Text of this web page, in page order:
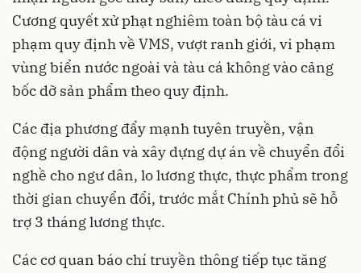
Cương quyết xử phạt nghiêm toàn bộ tàu cá vi
phạm quy định về VMS, vượt ranh giới, vi phạm
vùng biển nước ngoài và tàu cá không vào cảng
bốc dỡ sản phẩm theo quy định.
Các địa phương đẩy mạnh tuyên truyền, vận
động người dân và xây dựng dự án về chuyển đổi
nghề cho ngư dân, lo lương thực, thực phẩm trong
thời gian chuyển đổi, trước mắt Chính phủ sẽ hỗ
trợ 3 tháng lương thực.
Các cơ quan báo chí truyền thông tiếp tục tăng